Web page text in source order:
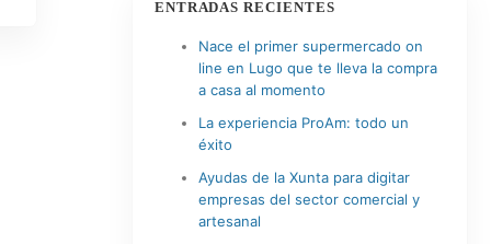
ENTRADAS RECIENTES
Nace el primer supermercado on
line en Lugo que te lleva la compra
a casa al momento
La experiencia ProAm: todo un
éxito
Ayudas de la Xunta para digitar
empresas del sector comercial y
artesanal